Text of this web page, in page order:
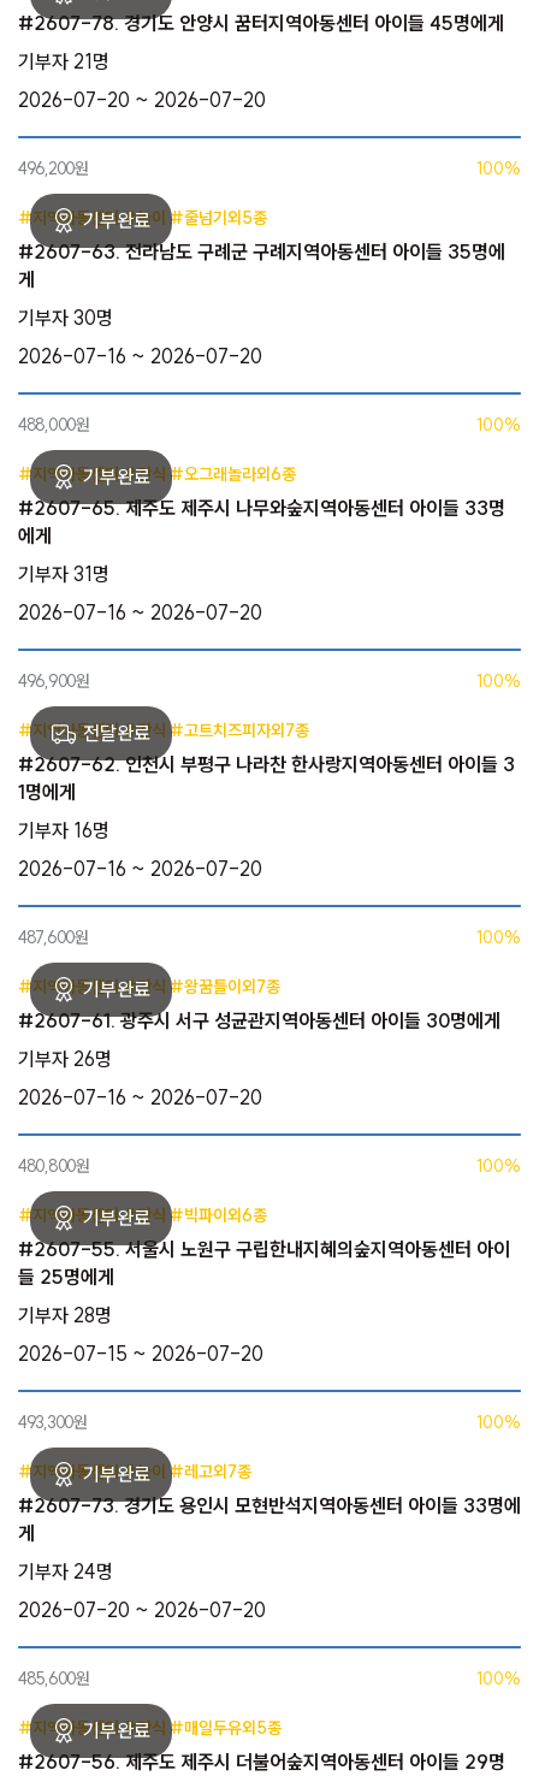
#2607-78. 경기도 안양시 꿈터지역아동센터 아이들 45명에게
기부자 21명
2026-07-20 ~ 2026-07-20
496,200원 100%
#지역아동센터 #놀이 #줄넘기외5종
#2607-63. 전라남도 구례군 구례지역아동센터 아이들 35명에
게
기부자 30명
2026-07-16 ~ 2026-07-20
488,000원 100%
#지역아동센터 #간식 #오그래놀라외6종
#2607-65. 제주도 제주시 나무와숲지역아동센터 아이들 33명
에게
기부자 31명
2026-07-16 ~ 2026-07-20
496,900원 100%
#지역아동센터 #간식 #고트치즈피자외7종
#2607-62. 인천시 부평구 나라찬 한사랑지역아동센터 아이들 3
1명에게
기부자 16명
2026-07-16 ~ 2026-07-20
487,600원 100%
#지역아동센터 #간식 #왕꿈틀이외7종
#2607-61. 광주시 서구 성균관지역아동센터 아이들 30명에게
기부자 26명
2026-07-16 ~ 2026-07-20
480,800원 100%
#지역아동센터 #간식 #빅파이외6종
#2607-55. 서울시 노원구 구립한내지혜의숲지역아동센터 아이
들 25명에게
기부자 28명
2026-07-15 ~ 2026-07-20
493,300원 100%
#지역아동센터 #놀이 #레고외7종
#2607-73. 경기도 용인시 모현반석지역아동센터 아이들 33명에
게
기부자 24명
2026-07-20 ~ 2026-07-20
485,600원 100%
#지역아동센터 #간식 #매일두유외5종
#2607-56. 제주도 제주시 더불어숲지역아동센터 아이들 29명